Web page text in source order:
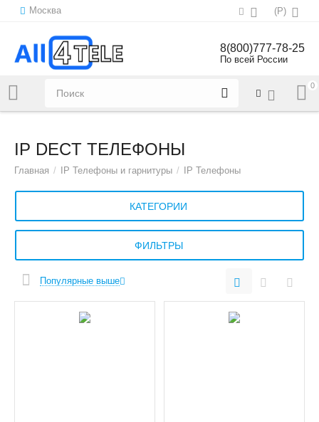
Москва (Р)
Напишите нам:sales@all4tele.com
8(800)777-78-25
По всей России
0
IP DECT ТЕЛЕФОНЫ
Главная / IP Телефоны и гарнитуры / IP Телефоны
КАТЕГОРИИ
ФИЛЬТРЫ
Популярные выше